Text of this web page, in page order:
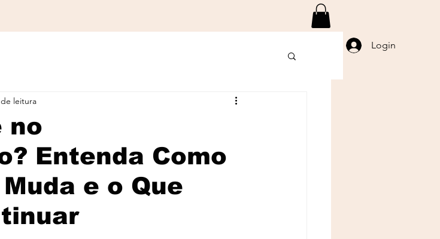
Login
no
Entenda Como
e o Que
leitura